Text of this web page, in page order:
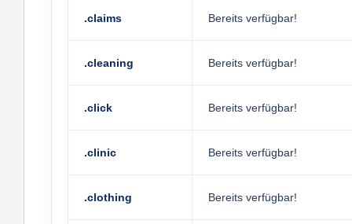
.claims Bereits verfügbar!
.cleaning Bereits verfügbar!
.click Bereits verfügbar!
.clinic Bereits verfügbar!
.clothing Bereits verfügbar!